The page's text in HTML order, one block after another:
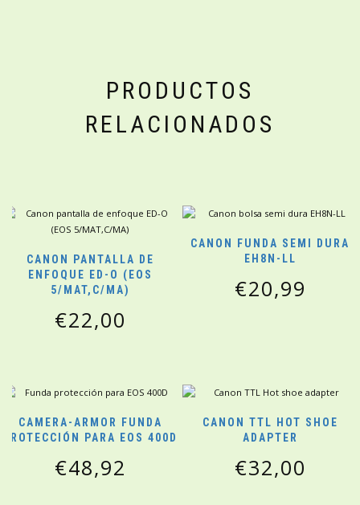
PRODUCTOS
RELACIONADOS
CANON PANTALLA DE
ENFOQUE ED-O (EOS
5/MAT,C/MA)
€22,00
CANON FUNDA SEMI DURA
EH8N-LL
€20,99
CAMERA-ARMOR FUNDA
PROTECCIÓN PARA EOS 400D
€48,92
CANON TTL HOT SHOE
ADAPTER
€32,00